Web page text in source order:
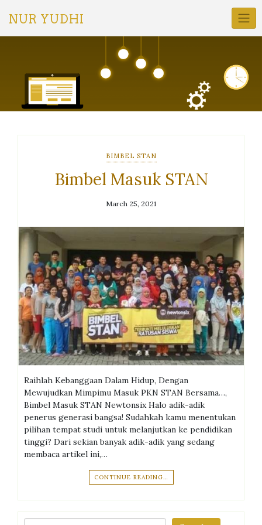
NUR YUDHI
BIMBEL STAN
Bimbel Masuk STAN
March 25, 2021
Raihlah Kebanggaan Dalam Hidup, Dengan
Mewujudkan Mimpimu Masuk PKN STAN Bersama…,
Bimbel Masuk STAN Newtonsix Halo adik-adik
penerus generasi bangsa! Sudahkah kamu menentukan
pilihan tempat studi untuk melanjutkan ke pendidikan
tinggi? Dari sekian banyak adik-adik yang sedang
membaca artikel ini,…
CONTINUE READING…